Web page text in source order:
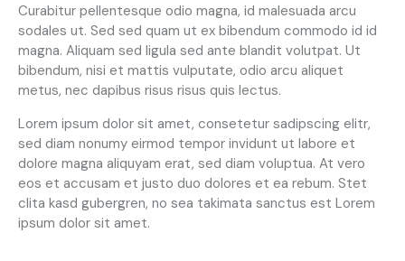
Curabitur pellentesque odio magna, id malesuada arcu
sodales ut. Sed sed quam ut ex bibendum commodo id id
magna. Aliquam sed ligula sed ante blandit volutpat. Ut
bibendum, nisi et mattis vulputate, odio arcu aliquet
metus, nec dapibus risus risus quis lectus.
Lorem ipsum dolor sit amet, consetetur sadipscing elitr,
sed diam nonumy eirmod tempor invidunt ut labore et
dolore magna aliquyam erat, sed diam voluptua. At vero
eos et accusam et justo duo dolores et ea rebum. Stet
clita kasd gubergren, no sea takimata sanctus est Lorem
ipsum dolor sit amet.